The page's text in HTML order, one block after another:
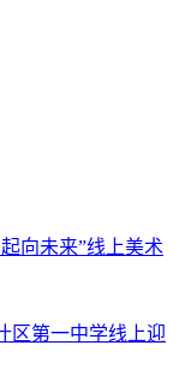
向未来”线上美术
第一中学线上迎